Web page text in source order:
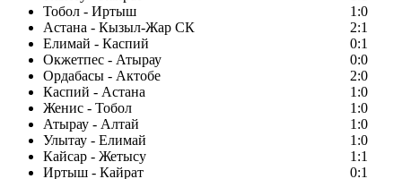
Тобол - Иртыш
1:0
Астана - Кызыл-Жар СК
2:1
Елимай - Каспий
0:1
Окжетпес - Атырау
0:0
Ордабасы - Актобе
2:0
Каспий - Астана
1:0
Женис - Тобол
1:0
Атырау - Алтай
1:0
Улытау - Елимай
1:0
Кайсар - Жетысу
1:1
Иртыш - Кайрат
0:1